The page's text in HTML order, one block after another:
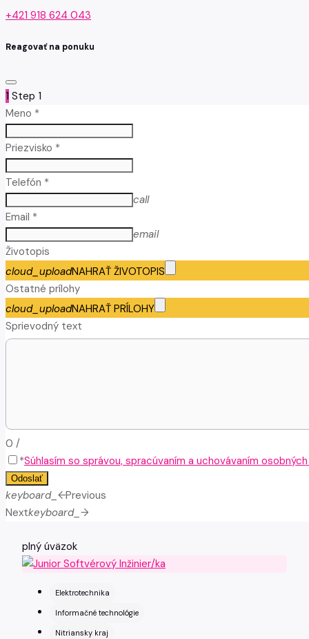
+421 918 624 043
Reagovať na ponuku
1 Step 1
Meno *
Priezvisko *
Telefón *
call
Email *
email
Životopis
cloud_uploadNAHRAŤ ŽIVOTOPIS
Ostatné prílohy
cloud_uploadNAHRAŤ PRÍLOHY
Sprievodný text
0 /
*Súhlasím so správou, spracúvaním a uchovávaním
Odoslať
keyboard_arrow_leftPrevious
Nextkeyboard_arrow_right
plný úväzok
Elektrotechnika
Informačné technológie
Nitriansky kraj